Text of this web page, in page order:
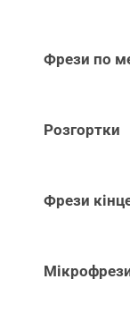
Фрези по
Розгортки
Фрези